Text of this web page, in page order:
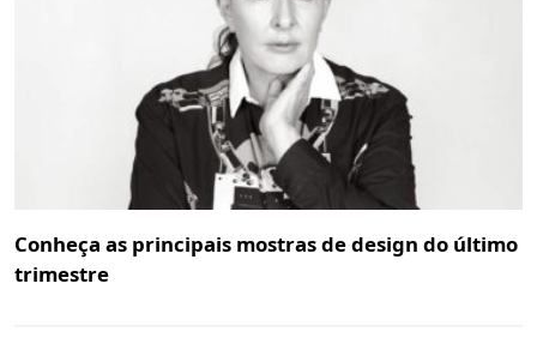
Conheça as principais mostras de design do último
trimestre